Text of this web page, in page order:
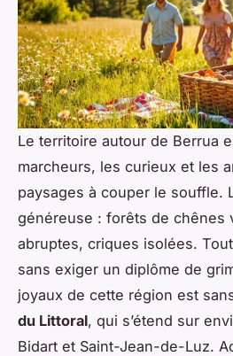
Le territoire autour de Berrua
marcheurs, les curieux et les
paysages à couper le souffle.
généreuse : forêts de chênes
abruptes, criques isolées.
sans exiger un diplôme de
joyaux de cette région est
du Littoral, qui s’étend sur
Bidart et Saint-Jean-de-Luz.